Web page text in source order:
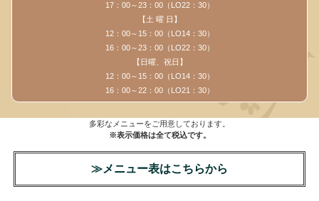
17：00～23：00（LO22：30）
【土 曜 日】
12：00～15：00（LO14：30）
16：00～23：00（LO22：30）
【日曜、祝日】
12：00～15：00（LO14：30）
16：00～22：00（LO21：30）
多彩なメニューをご用意しております。
※表示価格は全て税込です。
≫メニュー表はこちらから